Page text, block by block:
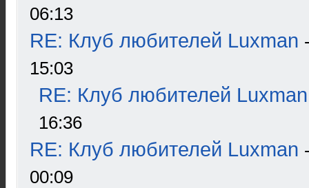
06:13
RE: Клуб любителей Luxman
15:03
RE: Клуб любителей Luxman
16:36
RE: Клуб любителей Luxman
00:09